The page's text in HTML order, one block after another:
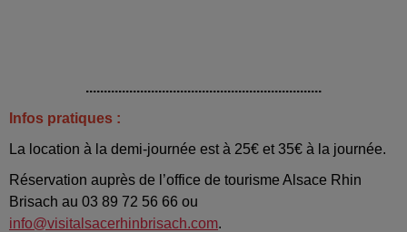
.................................................................
Infos pratiques :
La location à la demi-journée est à 25€ et 35€ à la journée.
Réservation auprès de l’office de tourisme Alsace Rhin
Brisach au 03 89 72 56 66 ou
info@visitalsacerhinbrisach.com.